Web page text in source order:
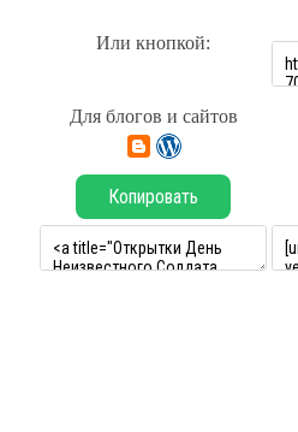
Или кнопкой:
Для блогов и сайтов
Копировать